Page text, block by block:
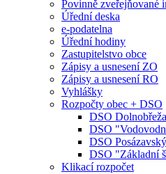
Povinně zveřejňované
Úřední deska
e-podatelna
Úřední hodiny
Zastupitelstvo obce
Zápisy a usnesení ZO
Zápisy a usnesení RO
Vyhlášky
Rozpočty obec + DSO
DSO
DSO
DSO
DSO "Základní
Klikací rozpočet